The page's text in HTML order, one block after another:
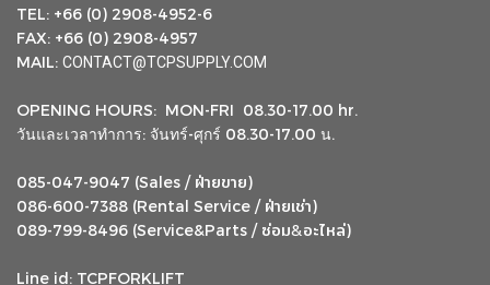
TEL: +66 (0) 2908-4952-6
FAX: +66 (0) 2908-4957
MAIL: CONTACT@TCPSUPPLY.COM
OPENING HOURS: MON-FRI 08.30-17.00 hr.
วันและเวลาทำการ: จันทร์-ศุกร์ 08.30-17.00 น.
085-047-9047 (Sales / ฝ่ายขาย)
086-600-7388 (Rental Service / ฝ่ายเช่า)
089-799-8496 (Service&Parts / ซ่อม&อะไหล่)
Line id: TCPFORKLIFT